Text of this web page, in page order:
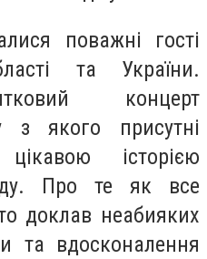
поважні гості
та України.
концерт
з якого присутні
історією
Про те як все
доклав неабияких
та вдосконалення